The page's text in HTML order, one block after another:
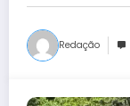
Redação